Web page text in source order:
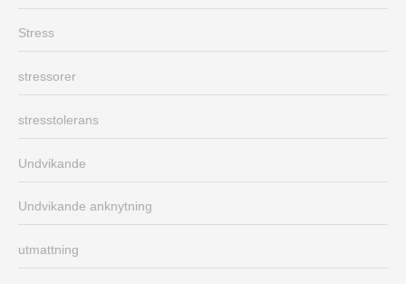
Stress
stressorer
stresstolerans
Undvikande
Undvikande anknytning
utmattning